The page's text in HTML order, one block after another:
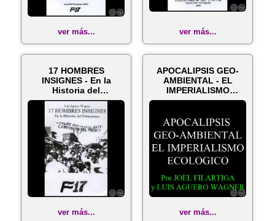
ver más... ver más...
17 HOMBRES
INSIGNES - En la
Historia del
Febrerismo - Año 2005
ver más...
APOCALIPSIS GEO-
AMBIENTAL - EL
IMPERIALISMO
ECOLOGICO - Por
ver más...